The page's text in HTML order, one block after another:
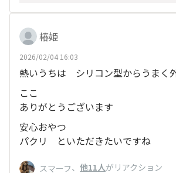
椿姫
2026/02/04 16:03
熱いうちは シリコン型からうまく
ここ
ありがとうございます
安心おやつ
パクリ といただきたいですね
スマーフ、 他11人がリアクション